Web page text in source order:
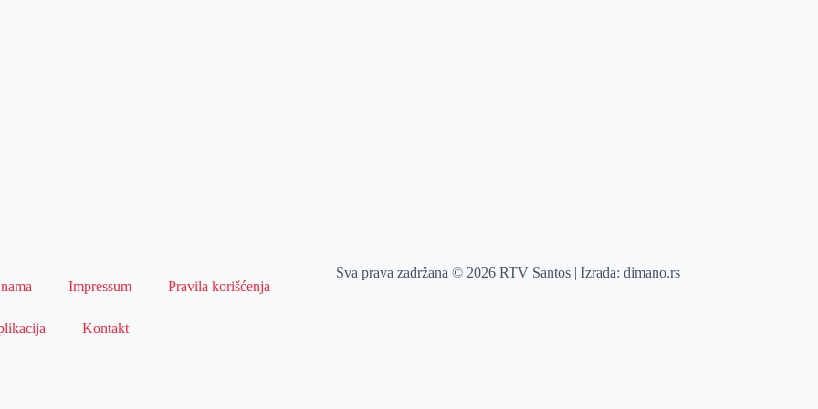
Impressum Pravila korišćenja
Kontakt
Sva prava zadržana © 2026 RTV Santos | Izrada:dimano.rs